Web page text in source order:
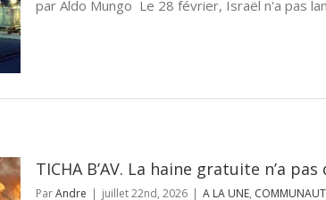
par Aldo Mungo Le 28 février, Israël n'a pas
TICHA B’AV. La haine gratuite n’a
ParAndre | juillet 22nd, 2026 | A LA UNE,